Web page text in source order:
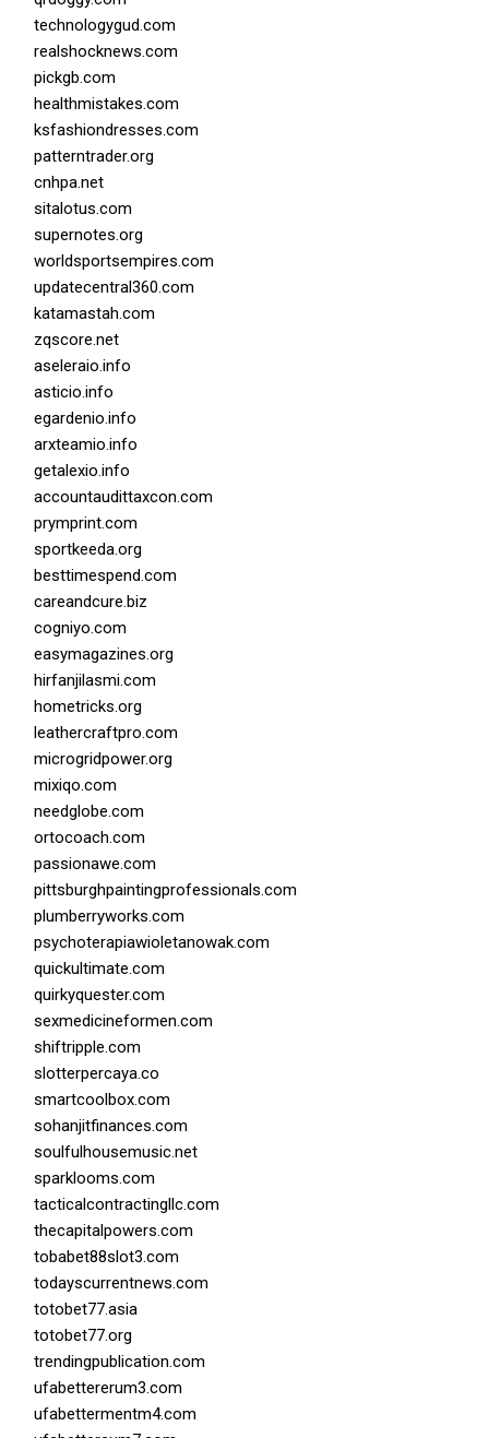
technologygud.com
realshocknews.com
pickgb.com
healthmistakes.com
ksfashiondresses.com
patterntrader.org
cnhpa.net
sitalotus.com
supernotes.org
worldsportsempires.com
updatecentral360.com
katamastah.com
zqscore.net
aseleraio.info
asticio.info
egardenio.info
arxteamio.info
getalexio.info
accountaudittaxcon.com
prymprint.com
sportkeeda.org
besttimespend.com
careandcure.biz
cogniyo.com
easymagazines.org
hirfanjilasmi.com
hometricks.org
leathercraftpro.com
microgridpower.org
mixiqo.com
needglobe.com
ortocoach.com
passionawe.com
pittsburghpaintingprofessionals.com
plumberryworks.com
psychoterapiawioletanowak.com
quickultimate.com
quirkyquester.com
sexmedicineformen.com
shiftripple.com
slotterpercaya.co
smartcoolbox.com
sohanjitfinances.com
soulfulhousemusic.net
sparklooms.com
tacticalcontractingllc.com
thecapitalpowers.com
tobabet88slot3.com
todayscurrentnews.com
totobet77.asia
totobet77.org
trendingpublication.com
ufabettererum3.com
ufabettermentm4.com